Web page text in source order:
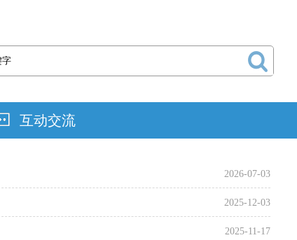
互动交流
2026-07-03
2025-12-03
2025-11-17